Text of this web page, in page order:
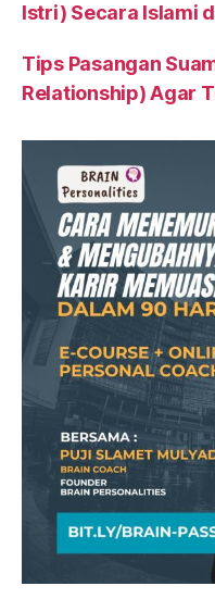
Istri) Secara Islami
Tips Pasangan
Relationship) Agar